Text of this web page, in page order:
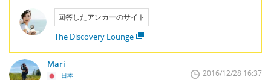
回答したアンカーのサイト
The Discovery Lounge
Mari
日本 2016/12/28 16:37